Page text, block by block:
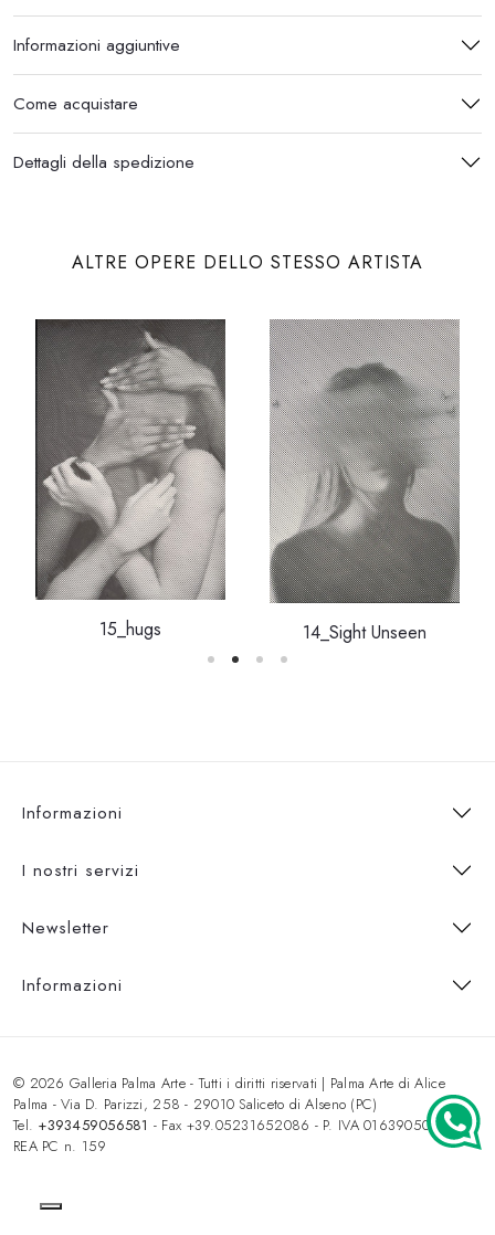
Informazioni aggiuntive
Come acquistare
Dettagli della spedizione
ALTRE OPERE DELLO STESSO ARTISTA
15_hugs 14_Sight Unseen
Informazioni
I nostri servizi
Newsletter
Informazioni
© 2026 Galleria Palma Arte - Tutti i diritti riservati | Palma Arte di Alice
Palma - Via D. Parizzi, 258 - 29010 Saliceto di Alseno (PC)
Tel. +393459056581 - Fax +39.05231652086 - P. IVA 01639050333 -
REA PC n. 159